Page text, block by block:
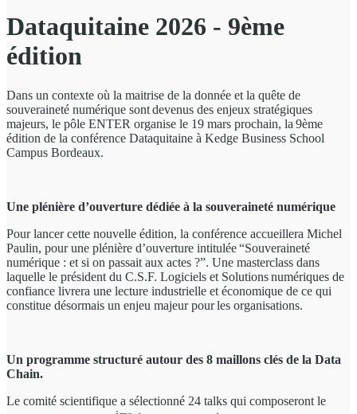
Dataquitaine 2026 - 9ème
édition
Dans un contexte où la maitrise de la donnée et la quête de
souveraineté numérique sont devenus des enjeux stratégiques
majeurs, le pôle ENTER organise le 19 mars prochain, la 9ème
édition de la conférence Dataquitaine à Kedge Business School
Campus Bordeaux.
Une plénière d’ouverture dédiée à la souveraineté numérique
Pour lancer cette nouvelle édition, la conférence accueillera Michel
Paulin, pour une plénière d’ouverture intitulée “Souveraineté
numérique : et si on passait aux actes ?”. Une masterclass dans
laquelle le président du C.S.F. Logiciels et Solutions numériques de
confiance livrera une lecture industrielle et économique de ce qui
constitue désormais un enjeu majeur pour les organisations.
Un programme structuré autour des 8 maillons clés de la Data
Chain.
Le comité scientifique a sélectionné 24 talks qui composeront le